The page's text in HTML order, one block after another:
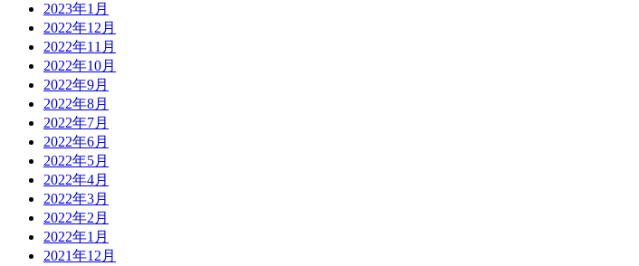
2023年1月
2022年12月
2022年11月
2022年10月
2022年9月
2022年8月
2022年7月
2022年6月
2022年5月
2022年4月
2022年3月
2022年2月
2022年1月
2021年12月